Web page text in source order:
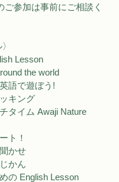
Lesson
the world
語で遊ぼう!
キング
ト！
み聞かせ
かん
のための English Lesson